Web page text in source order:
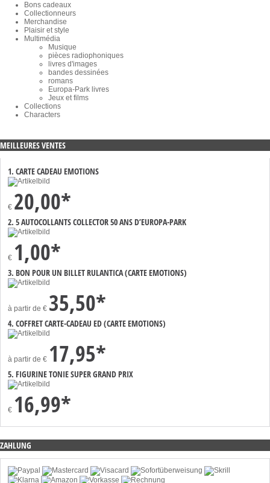
Bons cadeaux
Collectionneurs
Merchandise
Plaisir et style
Multimédia
Musique
pièces radiophoniques
livres d'images
bandes dessinées
romans
Europa-Park livres
Jeux et films
Collections
Characters
MEILLEURES VENTES
1. CARTE CADEAU EMOTIONS
€ 20,00*
2. 5 AUTOCOLLANTS COLLECTOR 50 ANS D’EUROPA-PARK
€ 1,00*
3. BON POUR UN BILLET RULANTICA (CARTE EMOTIONS)
à partir de € 35,50*
4. COFFRET CARTE-CADEAU ED (CARTE EMOTIONS)
à partir de € 17,95*
5. FIGURINE TONIE SUPER GRAND PRIX
€ 16,99*
ZAHLUNG